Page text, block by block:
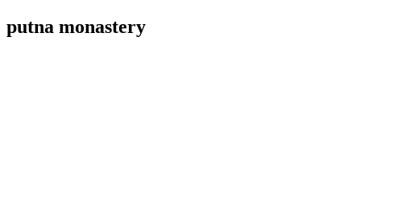
putna monastery